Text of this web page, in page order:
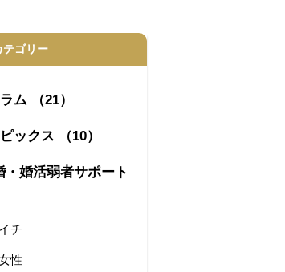
テゴリー
ム （21）
ックス （10）
・婚活弱者サポート
チ
性